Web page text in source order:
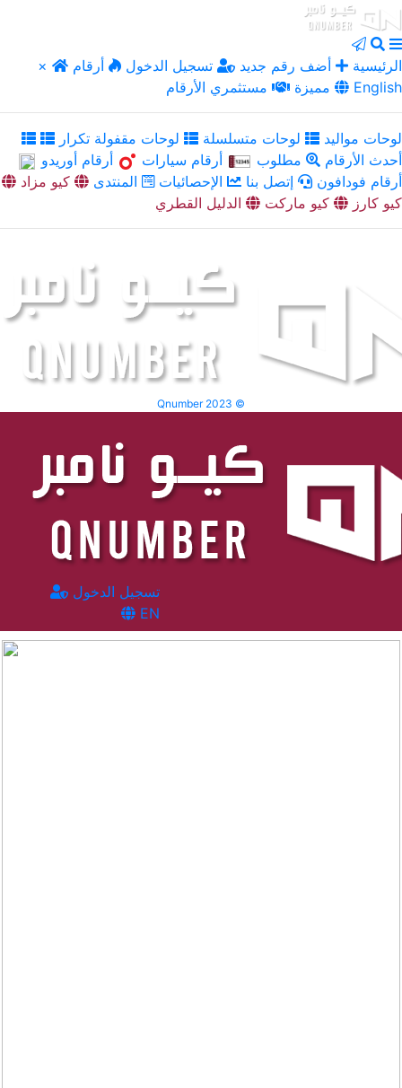
× الرئيسية أضف رقم جديد تسجيل الدخول
أرقام
مميزة
مستثمري الأرقام English
لوحات مواليد لوحات متسلسلة
لوحات مقفولة تكرار
أحدث الأرقام
مطلوب أرقام سيارات
أرقام أوريدو
أرقام فودافون
إتصل بنا الإحصائيات المنتدى
كيو مزاد
كيو كارز
كيو ماركت الدليل القطري
Qnumber 2023 ©
تسجيل الدخول
EN